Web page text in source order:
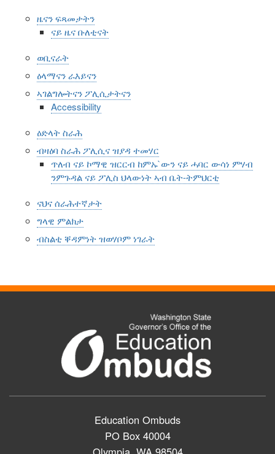
ዜናን ፍጻመታትን
ናይ ዜና ቡለቲናት
ወቢናራት
ዕላማናን ራእይናን
ኣገልግሎትናን ፖሊሲታትናን
Accessibility
ዕድላት ስራሕ
ብዛዕባ ስራሕ ፖሊሲና ዝያዳ ተመሃር
ጥለብ ናይ ኮማዊ ዝርርብ ከምኡ`ውን ናይ ሓባር ውሳነ ምሃብ
ንምጉዳል ናይ ፖሊስ ህላውነት ኣብ ቤት-ትምህርቲ
ናህና ሰራሕተኛታት
ግላዊ ምልክታ
ብስልቲ ቐዳምነት ዝወሃቦም ነገራት
Education Ombuds
PO Box 40004